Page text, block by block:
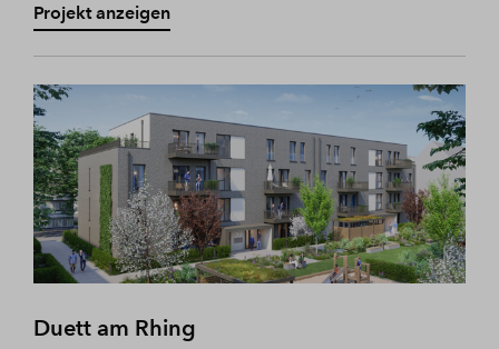
Projekt anzeigen
Duett am Rhing